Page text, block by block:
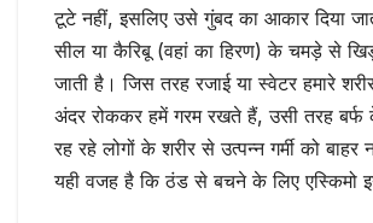
टूटे नहीं, इसलिए उसे गुंबद का आकार दिया
सील या कैरिबू (वहां का हिरण) के चमड़े से
जाती है। जिस तरह रजाई या स्वेटर हमारे
अंदर रोककर हमें गरम रखते हैं, उसी तरह बर्फ
रह रहे लोगों के शरीर से उत्पन्न गर्मी को बाहर
यही वजह है कि ठंड से बचने के लिए एस्किमो